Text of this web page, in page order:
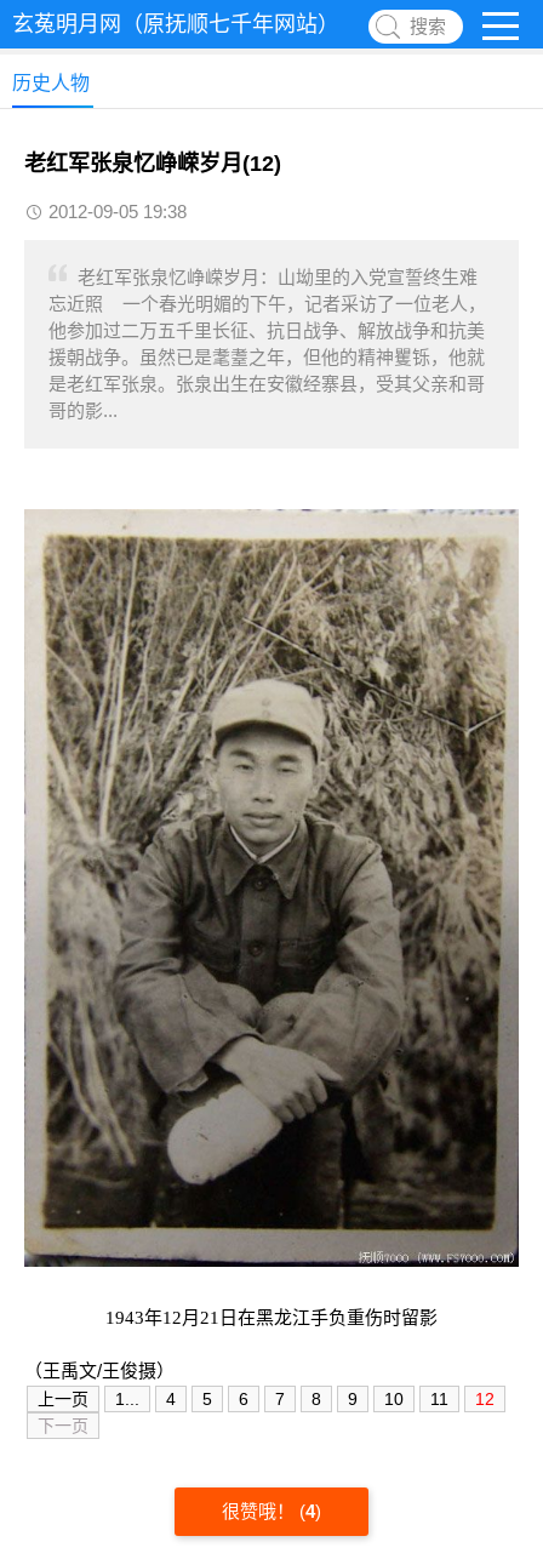
玄菟明月网（原抚顺七千年网站） 搜索
历史人物
老红军张泉忆峥嵘岁月(12)
2012-09-05 19:38
老红军张泉忆峥嵘岁月：山坳里的入党宣誓终生难
忘近照 一个春光明媚的下午，记者采访了一位老人，
他参加过二万五千里长征、抗日战争、解放战争和抗美
援朝战争。虽然已是耄耋之年，但他的精神矍铄，他就
是老红军张泉。张泉出生在安徽经寨县，受其父亲和哥
哥的影...
1943年12月21日在黑龙江手负重伤时留影
（王禹文/王俊摄）
上一页 1... 4 5 6 7 8 9 10 11
12
下一页
很赞哦！ (4)